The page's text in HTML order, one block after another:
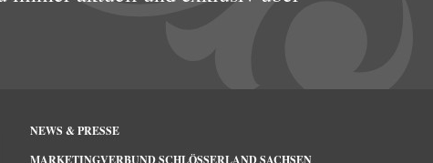
NEWS & PRESSE
MARKETINGVERBUND SCHLÖSSERLAND SACHSEN